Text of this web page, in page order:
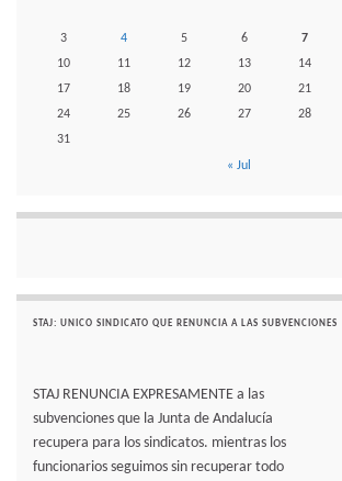
3
4 5 6 7
10
11 12 13 14
17
18 19 20 21
24
25 26 27 28
31
« Jul
STAJ: UNICO SINDICATO QUE RENUNCIA A LAS SUBVENCIONES
STAJ RENUNCIA EXPRESAMENTE a las
subvenciones que la Junta de Andalucía
recupera para los sindicatos. mientras los
funcionarios seguimos sin recuperar todo